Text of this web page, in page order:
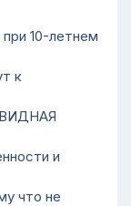
10-летнем
к
и
что не